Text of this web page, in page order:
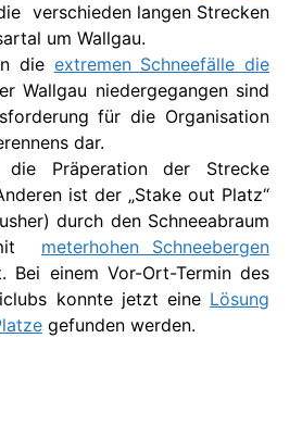
verschieden langen Strecken
um Wallgau.
die extremen Schneefälle die
Wallgau niedergegangen sind
für die Organisation
dar.
Präperation der Strecke
ist der „Stake out Platz“
durch den Schneeabraum
meterhohen Schneebergen
Bei einem Vor-Ort-Termin des
konnte jetzt eine Lösung
gefunden werden.